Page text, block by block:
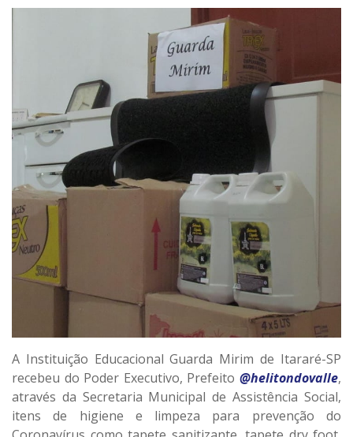
A Instituição Educacional Guarda Mirim de Itararé-SP
recebeu do Poder Executivo, Prefeito @helitondovalle,
através da Secretaria Municipal de Assistência Social,
itens de higiene e limpeza para prevenção do